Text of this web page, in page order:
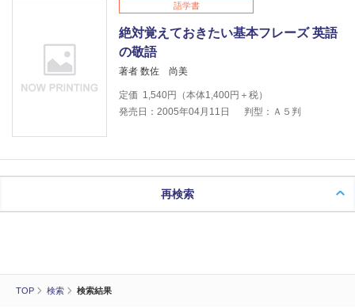
TOP 検索 検索結果
語学書
絶対覚えておきたい基本フレーズ 英語
の敬語
著者 数佐 尚美
定価 1,540円（本体1,400円＋税）
発売日：2005年04月11日
判型：Ａ５判
再検索